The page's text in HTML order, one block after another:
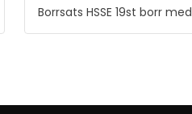
Borrsats HSSE 19st borr med